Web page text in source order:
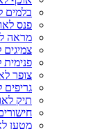
בלמים
פנס
מראה
צמיגים
פנימית
צופר
גריפים
תיק
מטען